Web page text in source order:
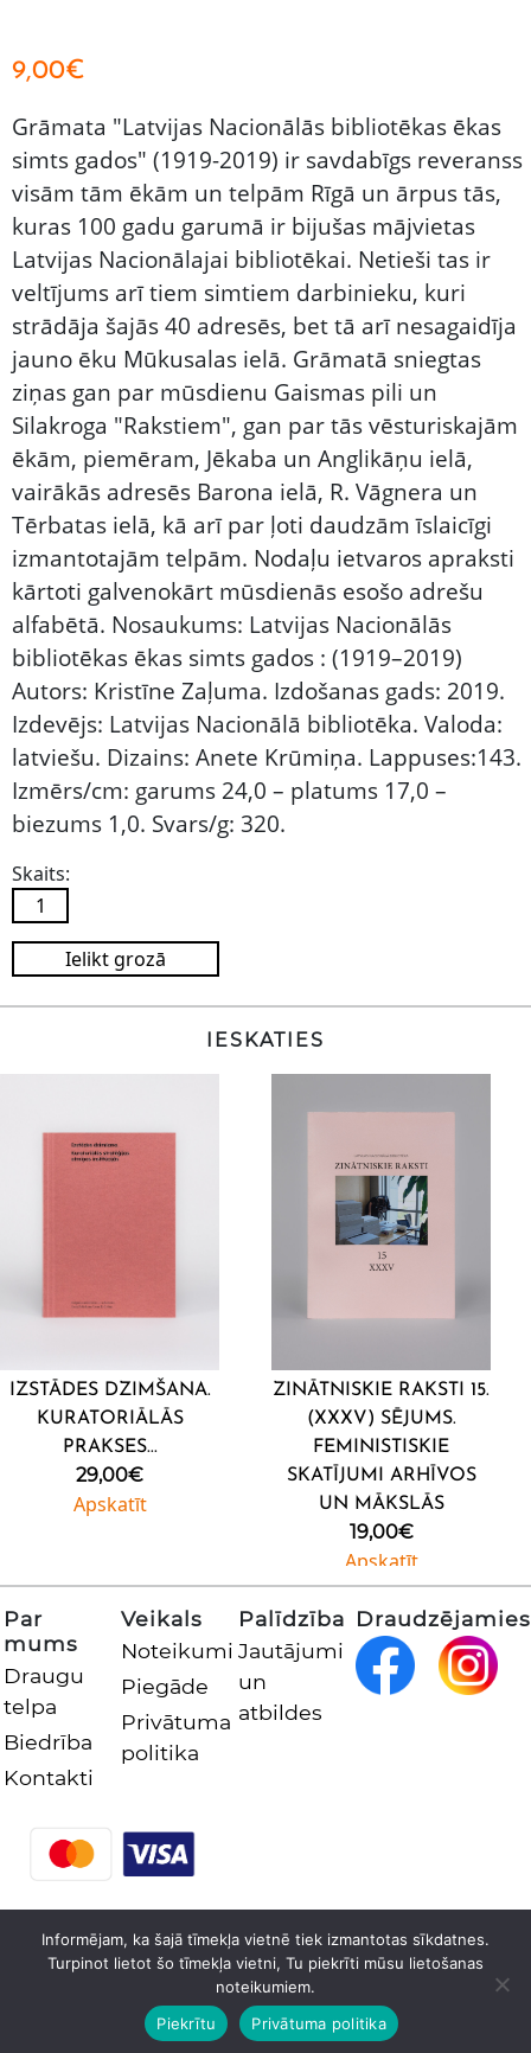
9,00€
Grāmata "Latvijas Nacionālās bibliotēkas ēkas
simts gados" (1919-2019) ir savdabīgs reveranss
visām tām ēkām un telpām Rīgā un ārpus tās,
kuras 100 gadu garumā ir bijušas mājvietas
Latvijas Nacionālajai bibliotēkai. Netieši tas ir
veltījums arī tiem simtiem darbinieku, kuri
strādāja šajās 40 adresēs, bet tā arī nesagaidīja
jauno ēku Mūkusalas ielā. Grāmatā sniegtas
ziņas gan par mūsdienu Gaismas pili un
Silakroga "Rakstiem", gan par tās vēsturiskajām
ēkām, piemēram, Jēkaba un Anglikāņu ielā,
vairākās adresēs Barona ielā, R. Vāgnera un
Tērbatas ielā, kā arī par ļoti daudzām īslaicīgi
izmantotajām telpām. Nodaļu ietvaros apraksti
kārtoti galvenokārt mūsdienās esošo adrešu
alfabētā. Nosaukums: Latvijas Nacionālās
bibliotēkas ēkas simts gados : (1919–2019)
Autors: Kristīne Zaļuma. Izdošanas gads: 2019.
Izdevējs: Latvijas Nacionālā bibliotēka. Valoda:
latviešu. Dizains: Anete Krūmiņa. Lappuses:143.
Izmērs/cm: garums 24,0 – platums 17,0 –
biezums 1,0. Svars/g: 320.
Skaits:
Ielikt grozā
IESKATIES
IZSTĀDES DZIMŠANA.
KURATORIĀLĀS
PRAKSES...
29,00€
Apskatīt
ZINĀTNISKIE RAKSTI 15.
(XXXV) SĒJUMS.
FEMINISTISKIE
SKATĪJUMI ARHĪVOS
UN MĀKSLĀS
19,00€
Apskatīt
Informējam, ka šajā tīmekļa vietnē tiek izmantotas sīkdatnes.
Turpinot lietot šo tīmekļa vietni, Tu piekrīti mūsu lietošanas
noteikumiem.
Piekrītu
Privātuma politika
Par
mums
Draugu
telpa
Biedrība
Kontakti
Veikals
Noteikumi
Piegāde
Privātuma
politika
Palīdzība
Jautājumi
un
atbildes
Draudzējamies
© 2026 Latvijas Nacionālās bibliotēkas atbalsta biedrība.
Visas tiesības aizsargātas